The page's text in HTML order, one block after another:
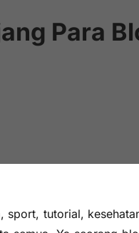
Para
tutorial,